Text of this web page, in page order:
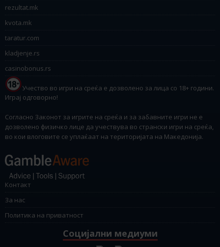
rezultat.mk
kvota.mk
taratur.com
kladjenje.rs
casinobonus.rs
Учество во игри на среќа е дозволено за лица со 18+ години.
Играј одговорно!
Согласно Законот за игрите на среќа и за забавните игри не е
дозволено физичко лице да учествува во странски игри на среќа,
во кои влоговите се уплаќаат на територијата на Македонија.
Контакт
За нас
Политика на приватност
Социјални медиуми